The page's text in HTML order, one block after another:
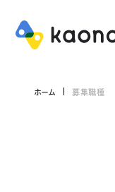
ホーム 募集職種